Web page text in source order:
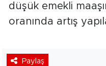
düşük emekli
oranında artış
Paylaş